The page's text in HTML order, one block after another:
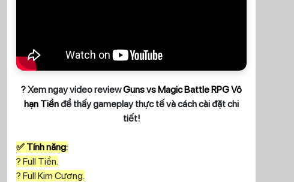
? Xem ngay video reviewGuns vs Magic Battle RPG Vô
hạn Tiềnđể thấy gameplay thực tế và cách cài đặt chi
tiết!
✅ Tính năng:
? Full Tiền.
? Full Kim Cương.